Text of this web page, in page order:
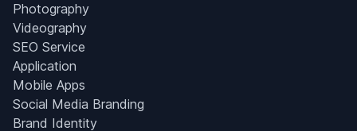
Photography
Videography
SEO Service
Application
Mobile Apps
Social Media Branding
Brand Identity